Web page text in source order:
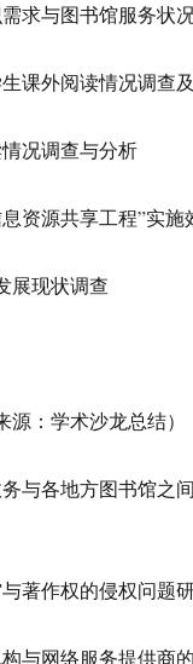
求与图书馆服务状
课外阅读情况调查
况调查与分析
资源共享工程”实施
展现状调查
源：学术沙龙总结）
与各地方图书馆之
著作权的侵权问题
与网络服务提供商